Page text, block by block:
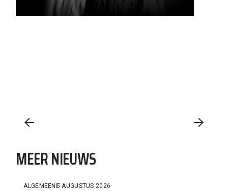
MEER NIEUWS
ALGEMEEN5 AUGUSTUS 2026